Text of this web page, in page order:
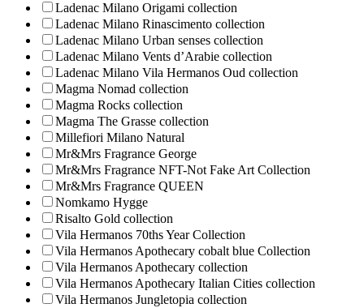
Ladenac Milano Origami collection
Ladenac Milano Rinascimento collection
Ladenac Milano Urban senses collection
Ladenac Milano Vents d’Arabie collection
Ladenac Milano Vila Hermanos Oud collection
Magma Nomad collection
Magma Rocks collection
Magma The Grasse collection
Millefiori Milano Natural
Mr&Mrs Fragrance George
Mr&Mrs Fragrance NFT-Not Fake Art Collection
Mr&Mrs Fragrance QUEEN
Nomkamo Hygge
Risalto Gold collection
Vila Hermanos 70ths Year Collection
Vila Hermanos Apothecary cobalt blue Collection
Vila Hermanos Apothecary collection
Vila Hermanos Apothecary Italian Cities collection
Vila Hermanos Jungletopia collection